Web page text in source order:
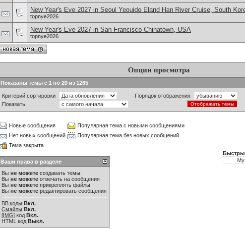
New Year's Eve 2027 in Seoul Yeouido Eland Han River Cruise, South
topnye2026
New Year's Eve 2027 in San Francisco Chinatown, USA
topnye2026
Опции просмотра
Показаны темы с 1 по 20 из 1265
Критерий сортировки
Порядок отображения
Показать
Новые сообщения
Популярная тема с новыми сообщениями
Нет новых сообщений
Популярная тема без новых сообщений
Тема закрыта
Ваши права в разделе
Вы не можете создавать темы
Вы не можете отвечать на сообщения
Вы не можете прикреплять файлы
Вы не можете редактировать сообщения
BB коды Вкл.
Смайлы Вкл.
[IMG] код Вкл.
HTML код Выкл.